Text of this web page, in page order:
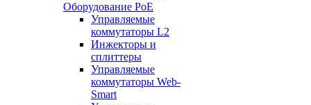
Оборудование PoE
Управляемые
коммутаторы L2
Инжекторы и
сплиттеры
Управляемые
коммутаторы Web-
Smart